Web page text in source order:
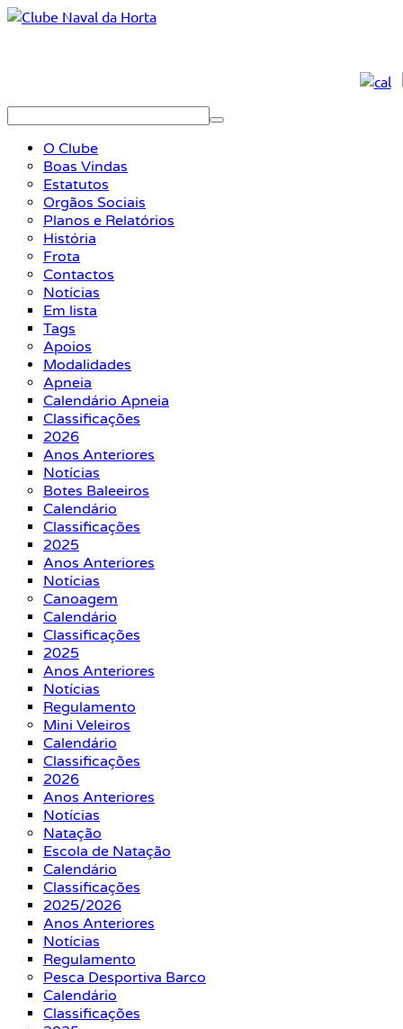
O Clube
Boas Vindas
Estatutos
Orgãos Sociais
Planos e Relatórios
História
Frota
Contactos
Notícias
Em lista
Tags
Apoios
Modalidades
Apneia
Calendário Apneia
Classificações
2026
Anos Anteriores
Notícias
Botes Baleeiros
Calendário
Classificações
2025
Anos Anteriores
Notícias
Canoagem
Calendário
Classificações
2025
Anos Anteriores
Notícias
Regulamento
Mini Veleiros
Calendário
Classificações
2026
Anos Anteriores
Notícias
Natação
Escola de Natação
Calendário
Classificações
2025/2026
Anos Anteriores
Notícias
Regulamento
Pesca Desportiva Barco
Calendário
Classificações